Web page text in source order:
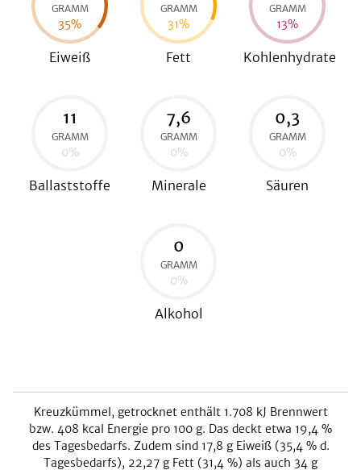
GRAMM
35%
Eiweiß
GRAMM
31%
Fett
GRAMM
13%
Kohlenhydrate
11
GRAMM
0%
Ballaststoffe
7,6
GRAMM
0%
Minerale
0,3
GRAMM
0%
Säuren
0
GRAMM
0%
Alkohol
Kreuzkümmel, getrocknetenthält 1.708 kJ Brennwert
bzw. 408 kcal Energie pro 100 g. Das deckt etwa 19,4 %
des Tagesbedarfs. Zudem sind 17,8 g Eiweiß (35,4% d.
Tagesbedarfs), 22,27 g Fett (31,4 %) als auch 34 g